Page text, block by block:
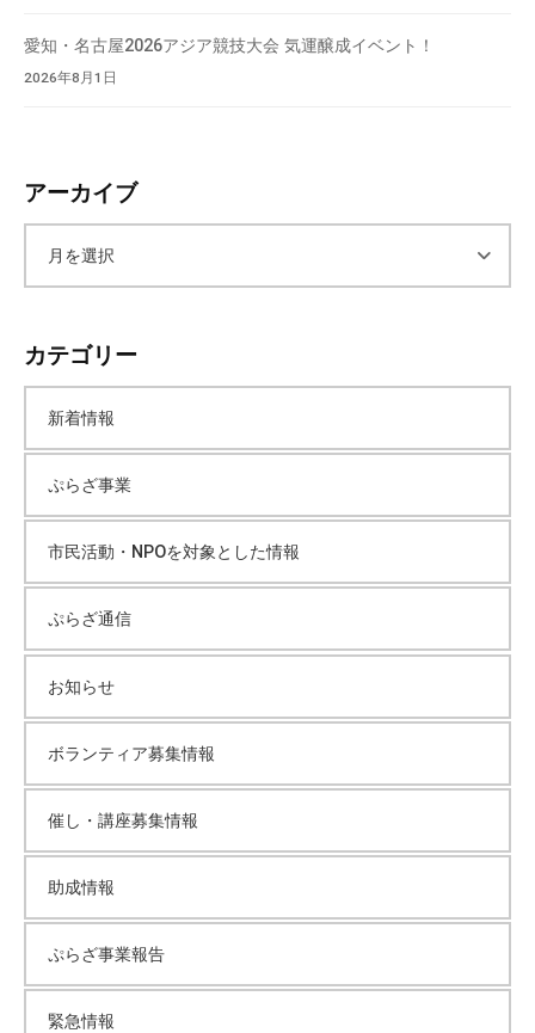
愛知・名古屋2026アジア競技大会 気運醸成イベント！
2026年8月1日
アーカイブ
カ
イ
ブ
カテゴリー
新着情報
ぷらざ事業
市民活動・NPOを対象とした情報
ぷらざ通信
お知らせ
ボランティア募集情報
催し・講座募集情報
助成情報
ぷらざ事業報告
緊急情報